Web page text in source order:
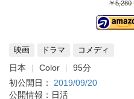
￥5,280
映画 ドラマ コメディ
日本 Color
95分
初公開日： 2019/09/20
公開情報：日活